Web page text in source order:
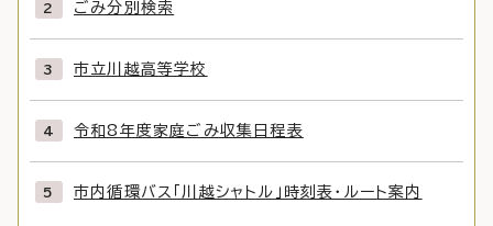
ごみ分別検索
市立川越高等学校
令和8年度家庭ごみ収集日程表
市内循環バス「川越シャトル」時刻表・ルート案内